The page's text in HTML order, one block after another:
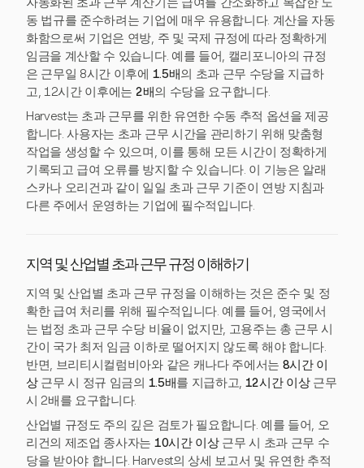
동 법규를 준수하려는 기업에 매우 유용합니다. 계산을 자동
화함으로써 기업은 연방, 주 및 국제 규정에 따라 정확하게
임금을 계산할 수 있습니다. 예를 들어, 캘리포니아의 규정
은 근무일 8시간 이후에 1.5배의 초과 근무 수당을 지급하
고, 12시간 이후에는 2배의 수당을 요구합니다.
Harvest는 초과 근무를 위한 유연한 수동 추적 옵션을 제공
합니다. 사용자는 초과 근무 시간을 관리하기 위해 맞춤형
작업을 생성할 수 있으며, 이를 통해 모든 시간이 정확하게
기록되고 급여 오류를 방지할 수 있습니다. 이 기능은 알래
스카나 오리건과 같이 일일 초과 근무 기준이 연방 지침과
다른 주에서 운영하는 기업에 필수적입니다.
지역 및 산업별 초과 근무 규정 이해하기
지역 및 산업별 초과 근무 규정을 이해하는 것은 준수 및 정
확한 급여 처리를 위해 필수적입니다. 예를 들어, 영국에서
는 법정 초과 근무 수당 비율이 없지만, 고용주는 총 근무 시
간이 국가 최저 임금 이하로 떨어지지 않도록 해야 합니다.
반면, 브리티시컬럼비아와 같은 캐나다 주에서는 8시간 이
상근무 시 정규 임금의 1.5배를 지급하고, 12시간 이상근무
시 2배를 요구합니다.
산업별 규정도 주의 깊은 검토가 필요합니다. 예를 들어, 오
리건의 제조업 종사자는 10시간 이상근무 시 초과 근무 수
당을 받아야 합니다. Harvest의 상세 보고서 및 유연한 추적